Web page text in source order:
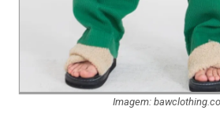
Imagem: